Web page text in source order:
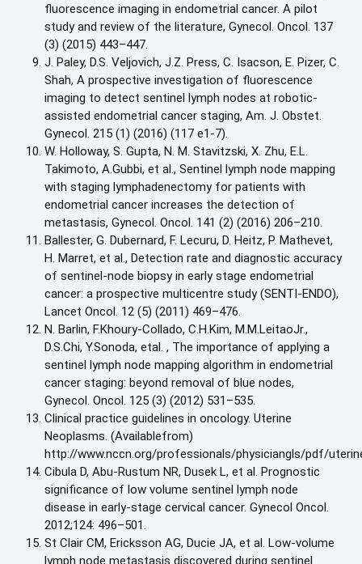
fluorescence imaging in endometrial cancer. A pilot
study and review of the literature, Gynecol. Oncol. 137
(3) (2015) 443–447.
J. Paley, D.S. Veljovich, J.Z. Press, C. Isacson, E. Pizer, C.
Shah, A prospective investigation of fluorescence
imaging to detect sentinel lymph nodes at robotic-
assisted endometrial cancer staging, Am. J. Obstet.
Gynecol. 215 (1) (2016) (117 e1-7).
W. Holloway, S. Gupta, N. M. Stavitzski, X. Zhu, E.L.
Takimoto, A.Gubbi, et al., Sentinel lymph node mapping
with staging lymphadenectomy for patients with
endometrial cancer increases the detection of
metastasis, Gynecol. Oncol. 141 (2) (2016) 206–210.
Ballester, G. Dubernard, F. Lecuru, D. Heitz, P. Mathevet,
H. Marret, et al., Detection rate and diagnostic accuracy
of sentinel-node biopsy in early stage endometrial
cancer: a prospective multicentre study (SENTI-ENDO),
Lancet Oncol. 12 (5) (2011) 469–476.
N. Barlin, F.Khoury-Collado, C.H.Kim, M.M.LeitaoJr.,
D.S.Chi, Y.Sonoda, etal. , The importance of applying a
sentinel lymph node mapping algorithm in endometrial
cancer staging: beyond removal of blue nodes,
Gynecol. Oncol. 125 (3) (2012) 531–535.
Clinical practice guidelines in oncology. Uterine
Neoplasms. (Availablefrom)
http://www.nccn.org/professionals/physiciangls/pdf/
Cibula D, Abu-Rustum NR, Dusek L, et al. Prognostic
significance of low volume sentinel lymph node
disease in early-stage cervical cancer. Gynecol Oncol.
2012;124: 496–501.
St Clair CM, Ericksson AG, Ducie JA, et al. Low-volume
lymph node metastasis discovered during sentinel